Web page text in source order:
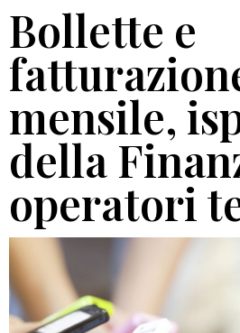
Bollette e
mensile,
della
operatori